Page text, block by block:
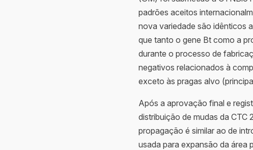
padrões aceitos
nova variedade são idênticos
que tanto o gene Bt como a
durante o processo de
negativos relacionados à
exceto às pragas alvo
Após a aprovação final e
distribuição de mudas da CTC
propagação é similar ao de
usada para expansão da área